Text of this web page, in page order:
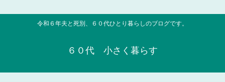
令和６年夫と死別、６０代ひとり暮らしのブログです。
６０代 小さく暮らす